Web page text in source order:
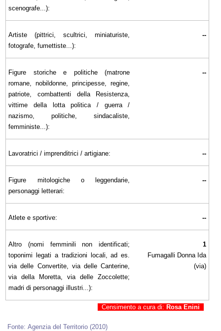
scenografe...):
Artiste (pittrici, scultrici, miniaturiste,
fotografe, fumettiste...):
--
Figure storiche e politiche (matrone
romane, nobildonne, principesse, regine,
patriote, combattenti della Resistenza,
vittime della lotta politica / guerra /
nazismo, politiche, sindacaliste,
femministe...):
--
Lavoratrici / imprenditrici / artigiane: --
Figure mitologiche o leggendarie,
personaggi letterari:
--
Atlete e sportive: --
Altro (nomi femminili non identificati;
toponimi legati a tradizioni locali, ad es.
via delle Convertite, via delle Canterine,
via della Moretta, via delle Zoccolette;
madri di personaggi illustri...):
1
Fumagalli Donna Ida
(via)
Censimento a cura di: Rosa Enini
Fonte: Agenzia del Territorio (2010)